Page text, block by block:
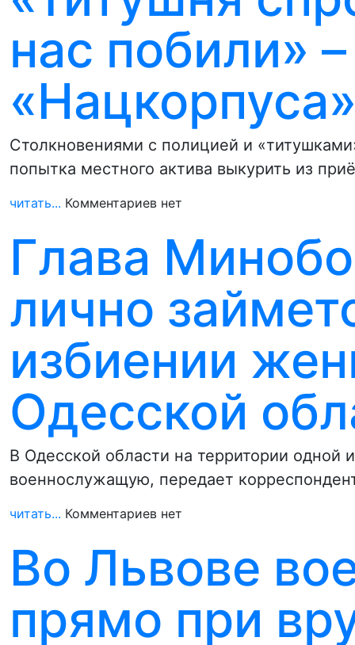
нас побили»
Столкновениями с полицией и
попытка местного актива выкурить из
читать... Комментариев нет
Глава
лично
избиении
Одесской
В Одесской области на территории одной
военнослужащую, передает
читать... Комментариев нет
Во Львове
прямо при